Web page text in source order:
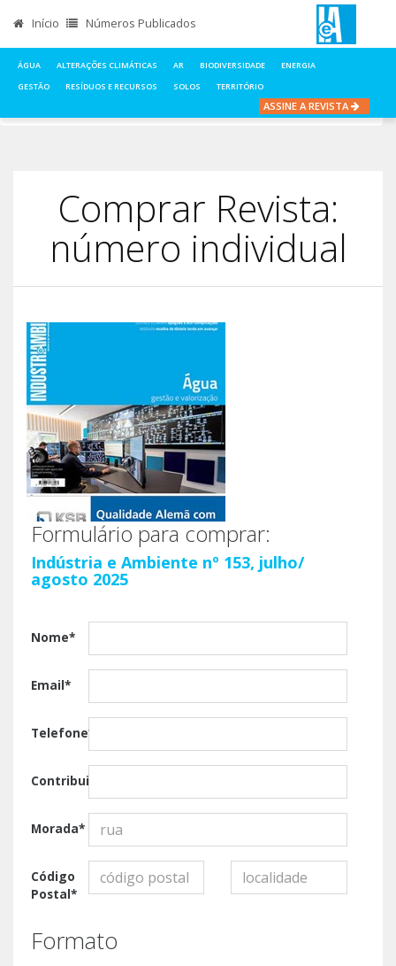
Início Números Publicados
ÁGUA ALTERAÇÕES CLIMÁTICAS AR BIODIVERSIDADE
ENERGIA
GESTÃO
RESÍDUOS E RECURSOS SOLOS TERRITÓRIO
ASSINE A REVISTA
Comprar Revista:
número individual
Formulário para comprar:
Indústria e Ambiente nº 153, julho/
agosto 2025
Nome*
Email*
Telefone*
Contribuinte*
Morada*
Código
Postal*
Formato